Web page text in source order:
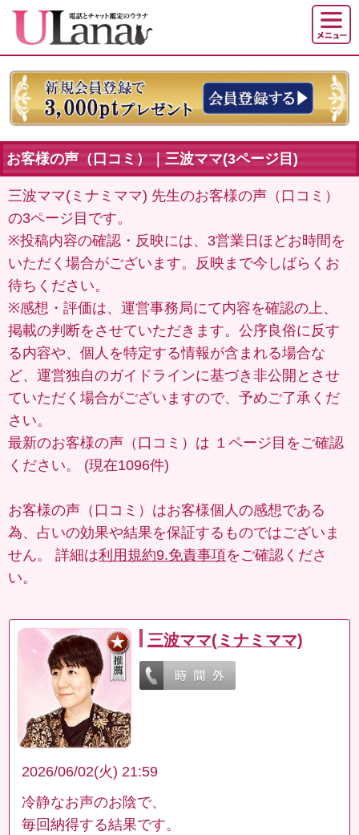
お客様の声（口コミ）｜三波ママ(3ページ目)
三波ママ(ミナミママ) 先生のお客様の声（口コミ）
の3ページ目です。
※投稿内容の確認・反映には、3営業日ほどお時間を
いただく場合がございます。反映まで今しばらくお
待ちください。
※感想・評価は、運営事務局にて内容を確認の上、
掲載の判断をさせていただきます。公序良俗に反す
る内容や、個人を特定する情報が含まれる場合な
ど、運営独自のガイドラインに基づき非公開とさせ
ていただく場合がございますので、予めご了承くだ
さい。
最新のお客様の声（口コミ）は １ページ目 をご確認
ください。 (現在1096件)
お客様の声（口コミ）はお客様個人の感想である
為、占いの効果や結果を保証するものではございま
せん。 詳細は利用規約9.免責事項をご確認くださ
い。
三波ママ(ミナミママ)
2026/06/02(火) 21:59
冷静なお声のお陰で、
毎回納得する結果です。